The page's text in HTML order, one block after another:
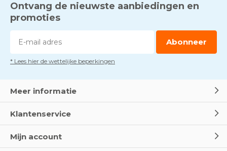
Voorkom brand met
rookmelders, hittemelders en
DoorMarco van Arbowinkel.nl
Dag van de BHV - Als elke
Ontvang de nieuwste aanbiedingen en
promoties
Abonneer
* Lees hier de wettelijke beperkingen
Meer informatie
Klantenservice
Mijn account